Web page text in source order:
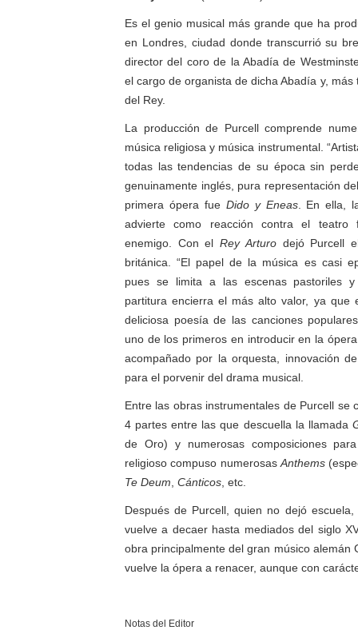
Es el genio musical más grande que ha
en Londres, ciudad donde transcurrió su
director del coro de la Abadía de
el cargo de organista de dicha Abadía y,
del Rey.
La producción de Purcell comprende
música religiosa y música instrumental.
todas las tendencias de su época sin
genuinamente inglés, pura representación
primera ópera fue Dido y Eneas. En ella,
advierte como reacción contra el teatro
enemigo. Con elRey Arturodejó Purcell
británica. “El papel de la música es casi
pues se limita a las escenas pastoriles
partitura encierra el más alto valor, ya que
deliciosa poesía de las canciones
uno de los primeros en introducir en la
acompañado por la orquesta, innovación
para el porvenir del drama musical.
Entre las obras instrumentales de Purcell se
4 partes entre las que descuella la llamada
de Oro) y numerosas composiciones
religioso compuso numerosas Anthems
Te Deum Cánticos , etc.
Después de Purcell, quien no dejó
vuelve a decaer hasta mediados del siglo
obra principalmente del gran músico alemán
vuelve la ópera a renacer, aunque con
Notas del Editor